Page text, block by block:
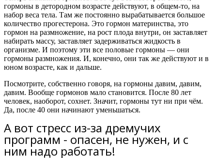
гормоны в детородном возрасте действуют, в общем-то, на
набор веса тела. Там же постоянно вырабатывается большое
количество прогестерона. Это гормон материнства, это
гормон на размножение, на рост плода внутри, он заставляет
набирать массу, заставляет задерживаться жидкость в
организме. И поэтому эти все половые гормоны — они
гормоны размножения. И, конечно, они так же действуют и в
юном возрасте, как и дальше.
Посмотрите, собственно говоря, на гормоны давим, давим,
давим. Вообще гормонов мало становится. После 80 лет
человек, наоборот, сохнет. Значит, гормоны тут ни при чём.
Да, после 40 они начинают уменьшаться.
А вот стресс из-за дремучих
программ - опасен, не нужен, и с
ним надо работать!